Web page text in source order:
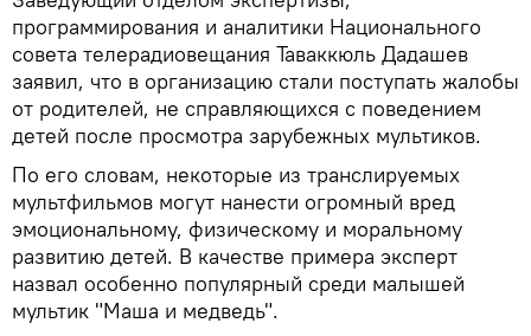
программирования и аналитики Национального
совета телерадиовещания Таваккюль Дадашев
заявил, что в организацию стали поступать жалобы
от родителей, не справляющихся с поведением
детей после просмотра зарубежных мультиков.
По его словам, некоторые из транслируемых
мультфильмов могут нанести огромный вред
эмоциональному, физическому и моральному
развитию детей. В качестве примера эксперт
назвал особенно популярный среди малышей
мультик "Маша и медведь".